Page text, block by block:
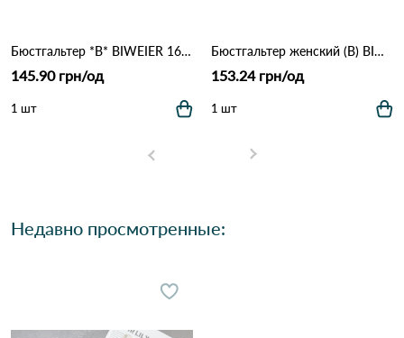
Бюстгальтер *В* BIWEIER 1666 9.2 Оранжевый
145.90 грн/од
1 шт
Бюстгальтер женский (B) BIWEIER 87718 7,2 Зеленый
153.24 грн/од
1 шт
Недавно просмотренные: